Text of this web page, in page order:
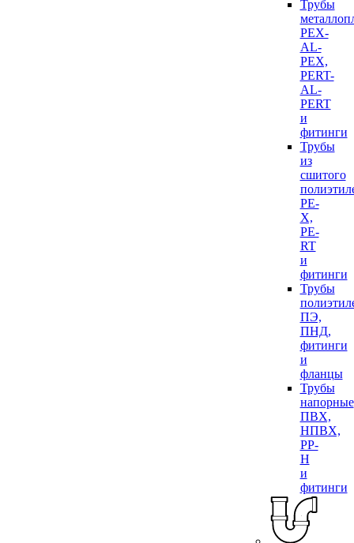
Трубы
PEX-
AL-
PEX,
PERT-
AL-
PERT
и
фитинги
Трубы
из
сшитого
PE-
X,
PE-
RT
и
фитинги
Трубы
ПЭ,
ПНД,
фитинги
и
фланцы
Трубы
напорные
ПВХ,
НПВХ,
PP-
H
и
фитинги